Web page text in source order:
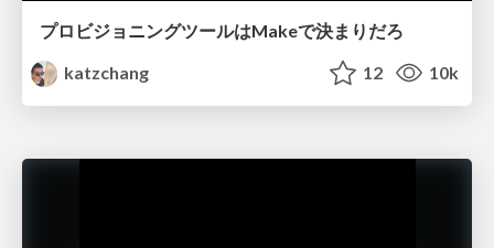
プロビジョニングツールはMakeで決まりだろ
katzchang
12 10k